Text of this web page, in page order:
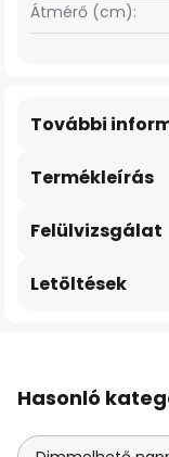
Átmérő (cm):
Termékleírás
További
Felülvizsgálat
Letöltések
Hasonló